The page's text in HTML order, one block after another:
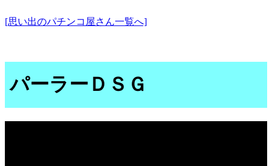
[思い出のパチンコ屋さん一覧へ]
パーラーＤＳＧ